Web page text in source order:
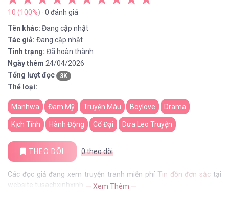
10 (100%) · 0 đánh giá
Tên khác: Đang cập nhật
Tác giả: Đang cập nhật
Tình trạng: Đã hoàn thành
Ngày thêm 24/04/2026
Tổng lượt đọc
3K
Thể loại:
Manhwa Đam Mỹ Truyện Màu Boylove Drama
Kịch Tính Hành Động Cổ Đại Dưa Leo Truyện
THEO DÕI · 0theo dõi
Các đọc giả đang xem truyện tranh miễn phí Tin đồn đơn sắc tại
website tusachxinhxinh — Xem Thêm —